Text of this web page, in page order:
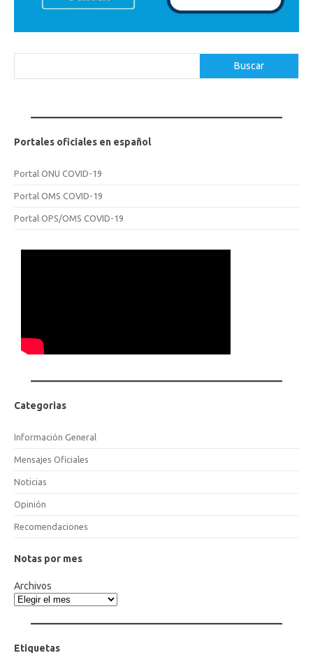
Buscar
Portales oficiales en español
Portal ONU COVID-19
Portal OMS COVID-19
Portal OPS/OMS COVID-19
Categorias
Información General
Mensajes Oficiales
Noticias
Opinión
Recomendaciones
Notas por mes
Archivos
Etiquetas